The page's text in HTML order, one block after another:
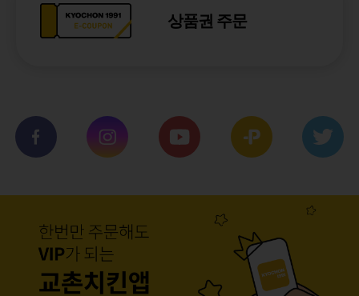
상품권 주문